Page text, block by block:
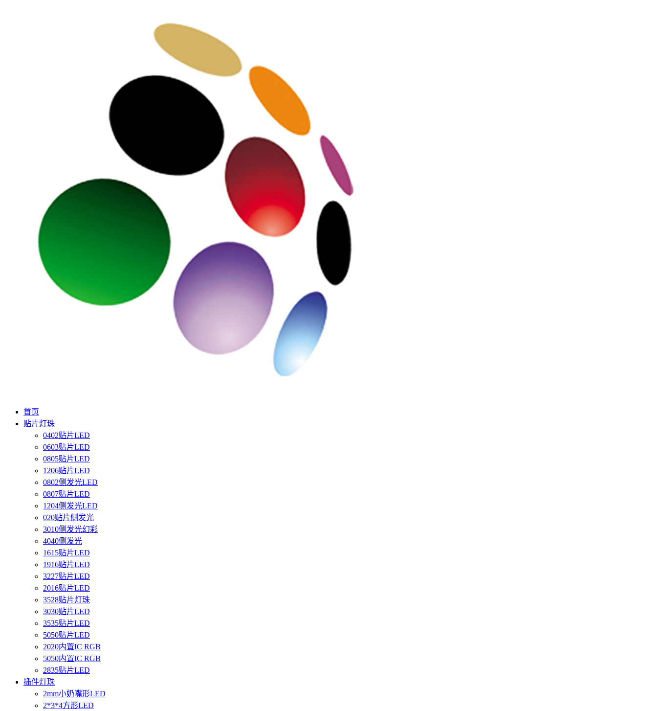
首页
贴片灯珠
0402贴片LED
0603贴片LED
0805贴片LED
1206贴片LED
0802侧发光LED
0807贴片LED
1204侧发光LED
020贴片侧发光
3010侧发光幻彩
4040侧发光
1615贴片LED
1916贴片LED
3227贴片LED
2016贴片LED
3528贴片灯珠
3030贴片LED
3535贴片LED
5050贴片LED
2020内置IC RGB
5050内置IC RGB
2835贴片LED
插件灯珠
2mm小奶嘴形LED
2*3*4方形LED